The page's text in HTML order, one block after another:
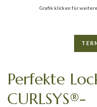
Grafik klicken für weitere
Perfekte
CURLSYS®-